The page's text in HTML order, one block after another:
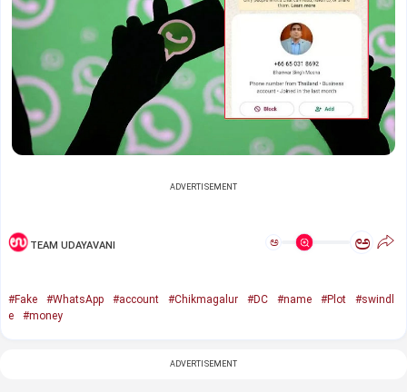
ADVERTISEMENT
TEAM UDAYAVANI ಅ ಅ
#Fake #WhatsApp #account #Chikmagalur #DC #name #Plot
#swindl
e
#money
ADVERTISEMENT